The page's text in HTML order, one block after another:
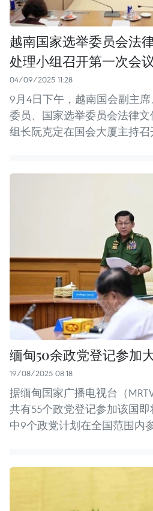
越南国家选举委员会法
处理小组召开第一次会议
04/09/2025 11:28
9月4日下午，越南国会副主
委员、国家选举委员会法律
组长阮克定在国会大厦主持召
缅甸50余政党登记参加
19/08/2025 08:18
据缅甸国家广播电视台（
共有55个政党登记参加该国
中9个政党计划在全国范围内参